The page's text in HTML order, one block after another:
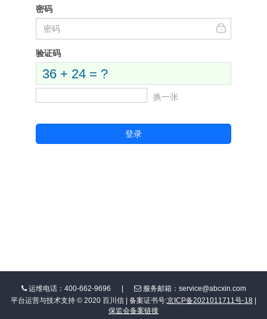
密码
验证码
36 + 24 = ?
换一张
登录
运维电话：400-662-9696
服务邮箱：service@abcxin.com
平台运营与技术支持 © 2020 百川信 | 备案证书号:京ICP备2021011711号-18
保监会备案链接